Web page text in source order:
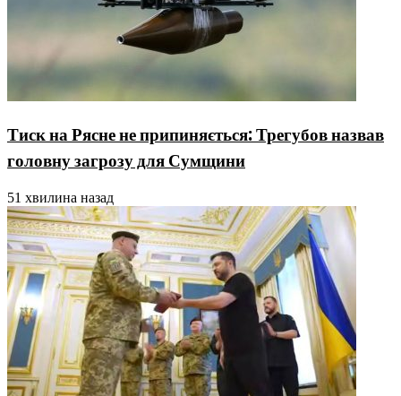
Тиск на Рясне не припиняється: Трегубов назвав
головну загрозу для Сумщини
51 хвилина назад